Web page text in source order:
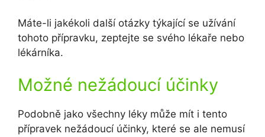
Máte-li jakékoli další otázky týkající se užívání
tohoto přípravku, zeptejte se svého lékaře nebo
lékárníka.
Možné nežádoucí účinky
Podobně jako všechny léky může mít i tento
přípravek nežádoucí účinky, které se ale nemusí